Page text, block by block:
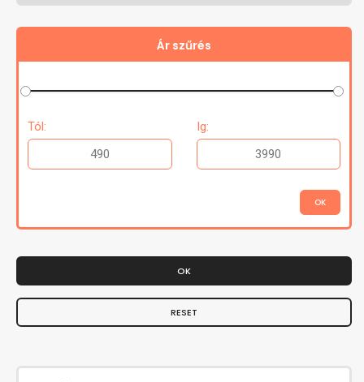
Ár szűrés
Tól: Ig:
OK
RESET